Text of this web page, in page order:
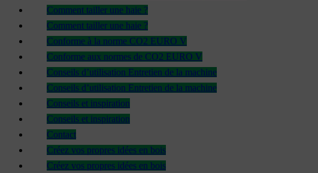
Comment tailler une haie ?
Comment tailler une haie ?
Conforme à la norme CO2 EURO V
Conforme aux normes de CO2 EURO V
Conseils d’utilisation Entretien de la machine
Conseils d’utilisation Entretien de la machine
Conseils et inspiration
Conseils et inspiration
Contact
Créez vos propres idées en bois
Créez vos propres idées en bois